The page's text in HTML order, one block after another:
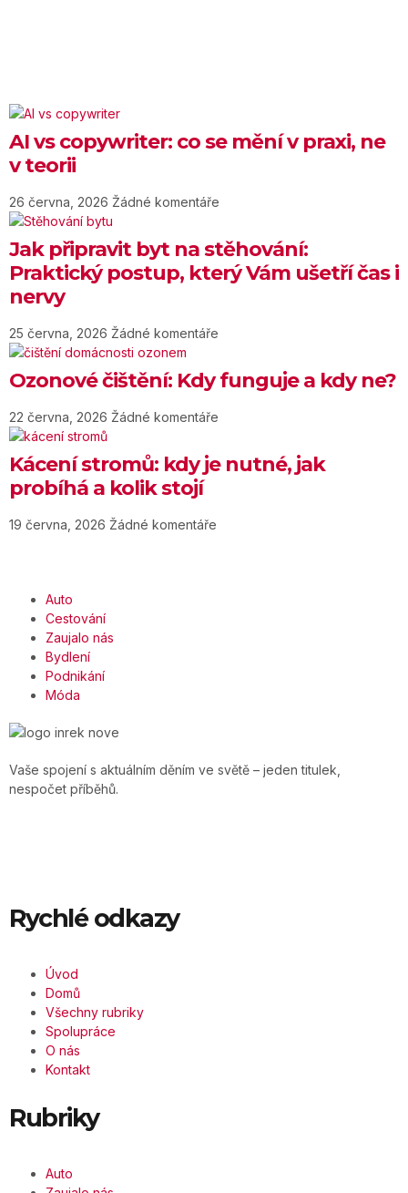
AI vs copywriter: co se mění v praxi, ne
v teorii
26 června, 2026 Žádné komentáře
Jak připravit byt na stěhování:
Praktický postup, který Vám ušetří čas i
nervy
25 června, 2026 Žádné komentáře
Ozonové čištění: Kdy funguje a kdy ne?
22 června, 2026 Žádné komentáře
Kácení stromů: kdy je nutné, jak
probíhá a kolik stojí
19 června, 2026 Žádné komentáře
Auto
Cestování
Zaujalo nás
Bydlení
Podnikání
Móda
Vaše spojení s aktuálním děním ve světě – jeden titulek,
nespočet příběhů.
Rychlé odkazy
Úvod
Domů
Všechny rubriky
Spolupráce
O nás
Kontakt
Rubriky
Auto